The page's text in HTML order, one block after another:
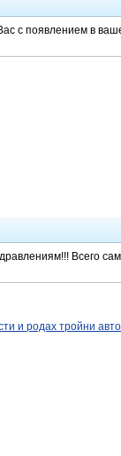
с появлением в
Всего
и родах тройни